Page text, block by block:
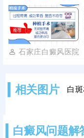
石家庄白癜风医院
相关图片 白
白癜风问题解